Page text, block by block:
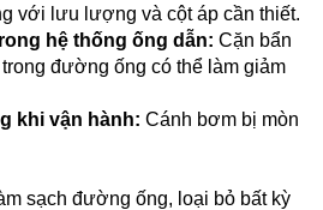
với lưu lượng và cột áp cần thiết.
hệ thống ống dẫn: Cặn bẩn
trong đường ống có thể làm giảm
khi vận hành: Cánh bơm bị mòn
sạch đường ống, loại bỏ bất kỳ